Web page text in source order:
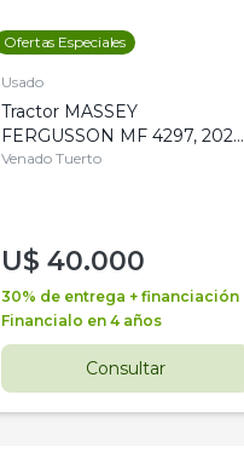
Ofertas Especiales
Usado
Tractor MASSEY
FERGUSSON MF 4297, 2020,
4WD, PATON
Venado Tuerto
U$ 40.000
30% de entrega + financiación
Financialo en 4 años
Consultar